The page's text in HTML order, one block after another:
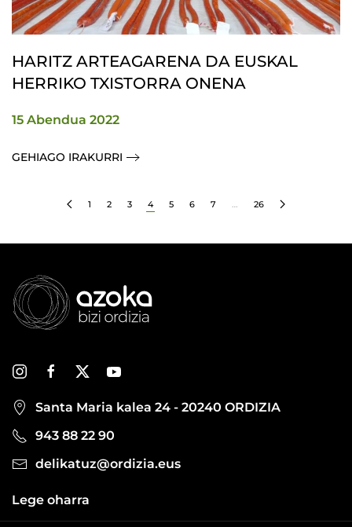
HARITZ ARTEAGARENA DA EUSKAL
HERRIKO TXISTORRA ONENA
15 Abendua 2022
GEHIAGO IRAKURRI
1 2 3 4 5 6 7 … 26
Santa Maria kalea 24 - 20240 ORDIZIA
943 88 22 90
delikatuz@ordizia.eus
Lege oharra